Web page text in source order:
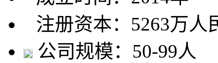
注册资本：5263万人
公司规模：50-99人